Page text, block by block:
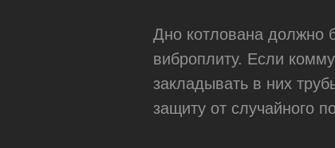
Дно котлована должно
виброплиту. Если
закладывать в них
защиту от случайного